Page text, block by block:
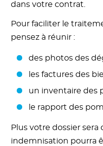
dans votre contrat.
Pour faciliter le
pensez à réunir :
des photos des
les factures des
un inventaire des
le rapport des
Plus votre dossier
indemnisation pourra